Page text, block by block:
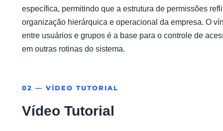
específica, permitindo que a estrutura de permissões
organização hierárquica e operacional da empresa. O
entre usuários e grupos é a base para o controle de
em outras rotinas do sistema.
02 — VÍDEO TUTORIAL
Vídeo Tutorial